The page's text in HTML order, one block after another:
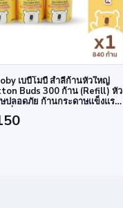
เบบี้โมบี้ สำลีก้านหัวใหญ่
Buds 300 ก้าน (Refill) หัว
ปลอดภัย ก้านกระดาษแข็งแรง